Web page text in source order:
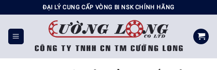
đến
nội
dung
ĐẠI LÝ CUNG CẤP VÒNG BI NSK CHÍNH HÃNG